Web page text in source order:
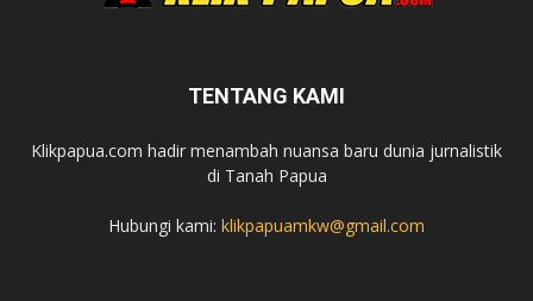
TENTANG KAMI
Klikpapua.com hadir menambah nuansa baru dunia jurnalistik
di Tanah Papua
Hubungi kami: klikpapuamkw@gmail.com